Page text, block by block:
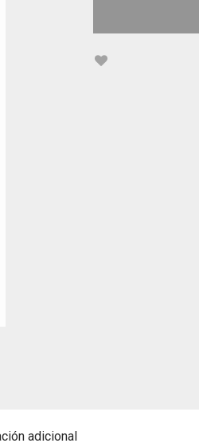
adicional